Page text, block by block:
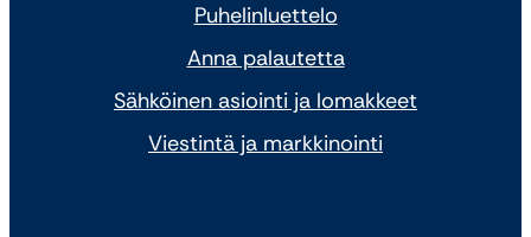
Puhelinluettelo
Anna palautetta
Sähköinen asiointi ja lomakkeet
Viestintä ja markkinointi